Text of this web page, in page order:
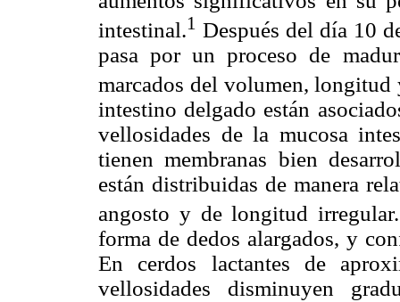
intestinal.1 Después del día 10
pasa por un proceso de
marcados del volumen, longitud
intestino delgado están
vellosidades de la mucosa
tienen membranas bien
están distribuidas de manera
angosto y de longitud irregular.
forma de dedos alargados, y
En cerdos lactantes de
vellosidades disminuyen